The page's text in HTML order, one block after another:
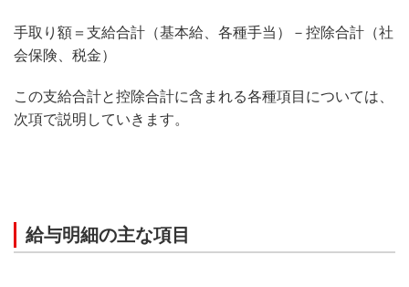
手取り額＝支給合計（基本給、各種手当）－控除合計（社
会保険、税金）
この支給合計と控除合計に含まれる各種項目については、
次項で説明していきます。
給与明細の主な項目